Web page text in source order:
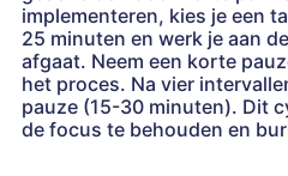
implementeren, kies je een
25 minuten en werk je aan
afgaat. Neem een korte
het proces. Na vier
pauze (15-30 minuten). Dit
de focus te behouden en